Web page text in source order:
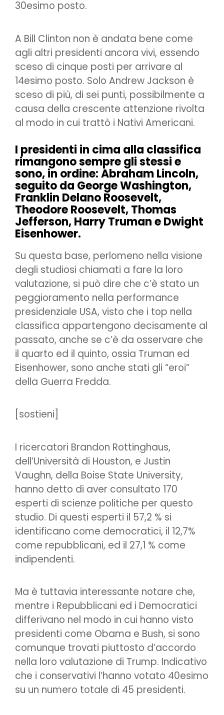
30esimo posto.
A Bill Clinton non è andata bene come
agli altri presidenti ancora vivi, essendo
sceso di cinque posti per arrivare al
14esimo posto. Solo Andrew Jackson è
sceso di più, di sei punti, possibilmente a
causa della crescente attenzione rivolta
al modo in cui trattò i Nativi Americani.
I presidenti in cima alla classifica
rimangono sempre gli stessi e
sono, in ordine: Abraham Lincoln,
seguito da George Washington,
Franklin Delano Roosevelt,
Theodore Roosevelt, Thomas
Jefferson, Harry Truman e Dwight
Eisenhower.
Su questa base, perlomeno nella visione
degli studiosi chiamati a fare la loro
valutazione, si può dire che c’è stato un
peggioramento nella performance
presidenziale USA, visto che i top nella
classifica appartengono decisamente al
passato, anche se c’è da osservare che
il quarto ed il quinto, ossia Truman ed
Eisenhower, sono anche stati gli “eroi”
della Guerra Fredda.
[sostieni]
I ricercatori Brandon Rottinghaus,
dell’Università di Houston, e Justin
Vaughn, della Boise State University,
hanno detto di aver consultato 170
esperti di scienze politiche per questo
studio. Di questi esperti il 57,2 % si
identificano come democratici, il 12,7%
come repubblicani, ed il 27,1 % come
indipendenti.
Ma è tuttavia interessante notare che,
mentre i Repubblicani ed i Democratici
differivano nel modo in cui hanno visto
presidenti come Obama e Bush, si sono
comunque trovati piuttosto d’accordo
nella loro valutazione di Trump. Indicativo
che i conservativi l’hanno votato 40esimo
su un numero totale di 45 presidenti.